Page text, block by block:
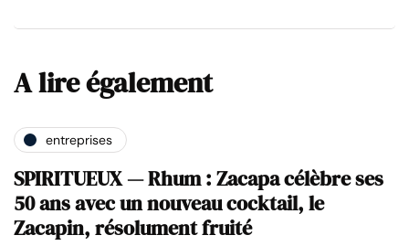
A lire également
entreprises
SPIRITUEUX — Rhum : Zacapa célèbre ses
50 ans avec un nouveau cocktail, le
Zacapin, résolument fruité